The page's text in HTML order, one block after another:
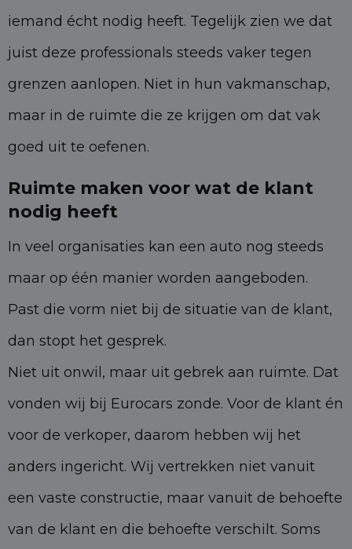
iemand écht nodig heeft. Tegelijk zien we dat
juist deze professionals steeds vaker tegen
grenzen aanlopen. Niet in hun vakmanschap,
maar in de ruimte die ze krijgen om dat vak
goed uit te oefenen.
Ruimte maken voor wat de klant
nodig heeft
In veel organisaties kan een auto nog steeds
maar op één manier worden aangeboden.
Past die vorm niet bij de situatie van de klant,
dan stopt het gesprek.
Niet uit onwil, maar uit gebrek aan ruimte. Dat
vonden wij bij Eurocars zonde. Voor de klant én
voor de verkoper, daarom hebben wij het
anders ingericht. Wij vertrekken niet vanuit
een vaste constructie, maar vanuit de behoefte
van de klant en die behoefte verschilt. Soms